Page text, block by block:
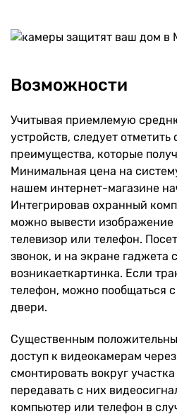
Возможности
Учитывая приемлемую
устройств, следует отметить
преимущества, которые
Минимальная цена на
нашем интернет-магазине
Интегрировав охранный
можно вывести изображение
телевизор или телефон.
звонок, и на экране гаджета
возникаеткартинка. Если
телефон, можно пообщаться
двери.
Существенным
доступ к видеокамерам
смонтировать вокруг
передавать с них
компьютер или телефон в